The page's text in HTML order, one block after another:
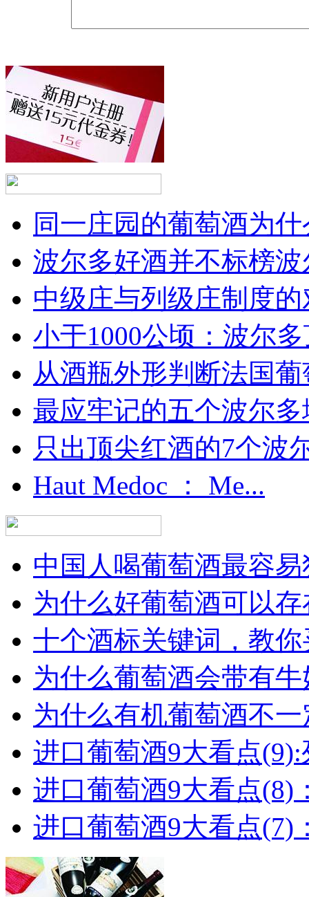
同一庄园的葡萄酒为
波尔多好酒并不标榜
中级庄与列级庄制度
小于1000公顷：波尔
从酒瓶外形判断法国
最应牢记的五个波尔多
只出顶尖红酒的7个波
Haut Medoc ： Me...
中国人喝葡萄酒最容
为什么好葡萄酒可以
十个酒标关键词，教
为什么葡萄酒会带有
为什么有机葡萄酒不
进口葡萄酒9大看点(9):
进口葡萄酒9大看点(8)
进口葡萄酒9大看点(7)